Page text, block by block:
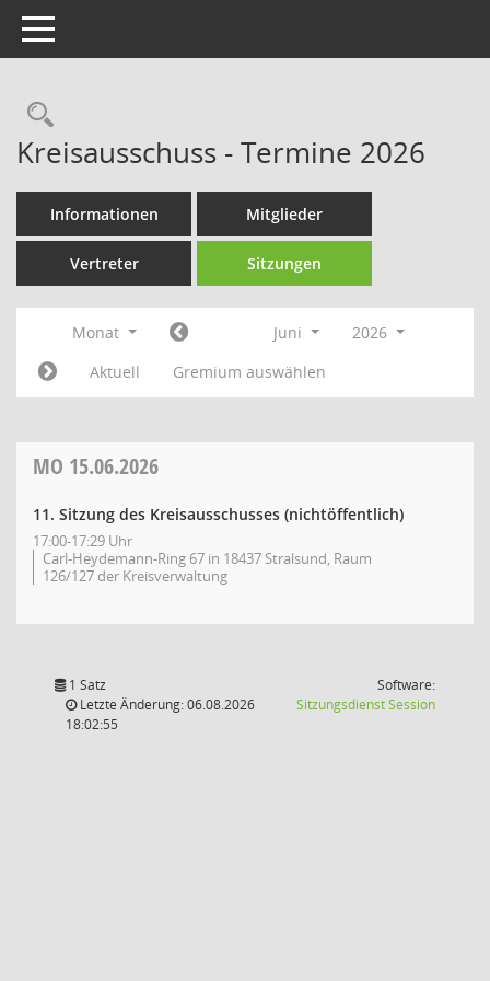
Toggle navigation
Rechercheauswahl
Kreisausschuss - Termine 2026
Informationen Mitglieder
Vertreter Sitzungen
Monat Juni
2026
Aktuell
Gremium auswählen
MO 15.06.2026
11. Sitzung des Kreisausschusses (nichtöffentlich)
17:00-17:29 Uhr
Carl-Heydemann-Ring 67 in 18437 Stralsund, Raum
126/127 der Kreisverwaltung
1 Satz
Letzte Änderung: 06.08.2026
18:02:55
Software:
SitzungsdienstSession(Wird in